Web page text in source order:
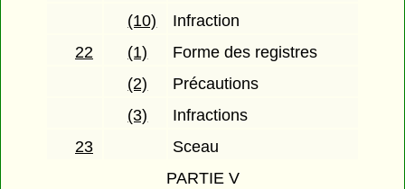
(10)
Infraction
22
(1)
Forme des registres
(2)
Précautions
(3)
Infractions
23
Sceau
PARTIE V